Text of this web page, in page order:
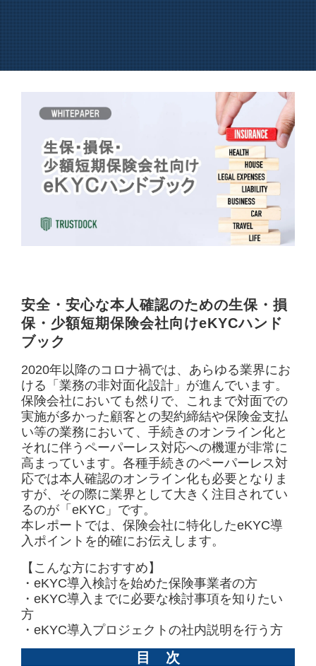
安全・安心な本人確認のための生保・損
保・少額短期保険会社向けeKYCハンド
ブック
2020年以降のコロナ禍では、あらゆる業界にお
ける「業務の非対面化設計」が進んでいます。
保険会社においても然りで、これまで対面での
実施が多かった顧客との契約締結や保険金支払
い等の業務において、手続きのオンライン化と
それに伴うペーパーレス対応への機運が非常に
高まっています。各種手続きのペーパーレス対
応では本人確認のオンライン化も必要となりま
すが、その際に業界として大きく注目されてい
るのが「eKYC」です。
本レポートでは、保険会社に特化したeKYC導
入ポイントを的確にお伝えします。
【こんな方におすすめ】
・eKYC導入検討を始めた保険事業者の方
・eKYC導入までに必要な検討事項を知りたい
方
・eKYC導入プロジェクトの社内説明を行う方
目　次